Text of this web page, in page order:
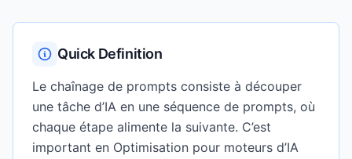
Quick Definition
Le chaînage de prompts consiste à découper
une tâche d’IA en une séquence de prompts, où
chaque étape alimente la suivante. C’est
important en Optimisation pour moteurs d’IA